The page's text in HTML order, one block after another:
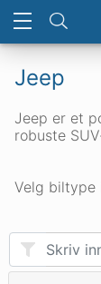
Jeep
Jeep er et
robuste
Velg biltype